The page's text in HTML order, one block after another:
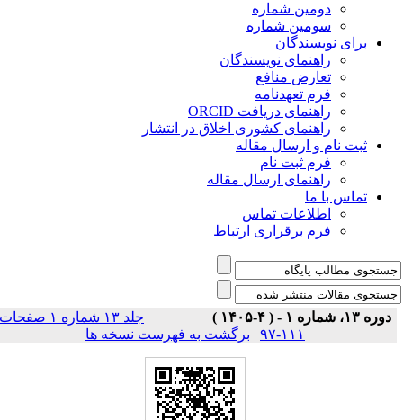
دومین شماره
سومین شماره
برای نویسندگان
راهنمای نویسندگان
تعارض منافع
فرم تعهدنامه
راهنمای دریافت ORCID
راهنمای کشوری اخلاق در انتشار
ثبت نام و ارسال مقاله
فرم ثبت نام
راهنمای ارسال مقاله
تماس با ما
اطلاعات تماس
فرم برقراری ارتباط
دوره ۱۳، شماره ۱ - ( ۴-۱۴۰۵ )
جلد ۱۳ شماره ۱ صفحات
۱۱۱-۹۷
|برگشت به فهرست نسخه ها